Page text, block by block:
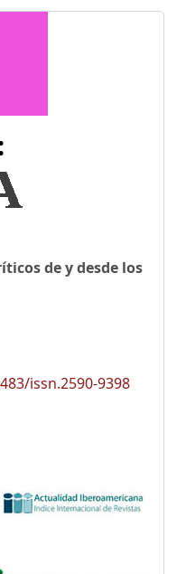
de y desde los
issn.2590-9398